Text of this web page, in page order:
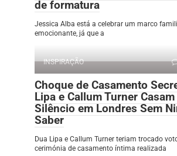
de formatura
Jessica Alba está a celebrar um marco
emocionante, já que a
INSPIRAÇÃO
Choque de Casamento
Lipa e Callum Turner
Silêncio em Londres Sem
Saber
Dua Lipa e Callum Turner teriam trocado
cerimónia de casamento íntima realizada